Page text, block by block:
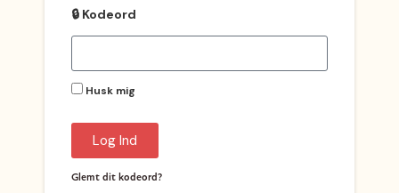
🔒 Kodeord
Husk mig
Log Ind
Glemt dit kodeord?